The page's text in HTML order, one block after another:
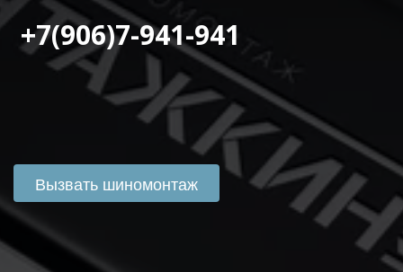
+7(906)7-941-941
Вызвать шиномонтаж